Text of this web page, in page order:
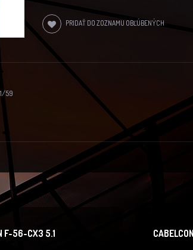
PRIDAŤ DO ZOZNAMU OBĽÚBENÝCH
59
F-56-CX3 5.1